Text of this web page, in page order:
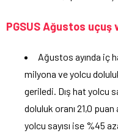
PGSUS Ağustos uçuş
Ağustos ayında iç
milyona ve yolcu
geriledi. Dış hat yolcu
doluluk oranı 21,0
yolcu sayısı ise %45